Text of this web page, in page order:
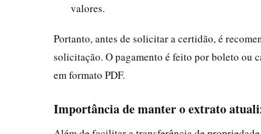
valores.
Portanto, antes de solicitar a certidão, é
solicitação. O pagamento é feito por boleto ou
em formato PDF.
Importância de manter o extrato